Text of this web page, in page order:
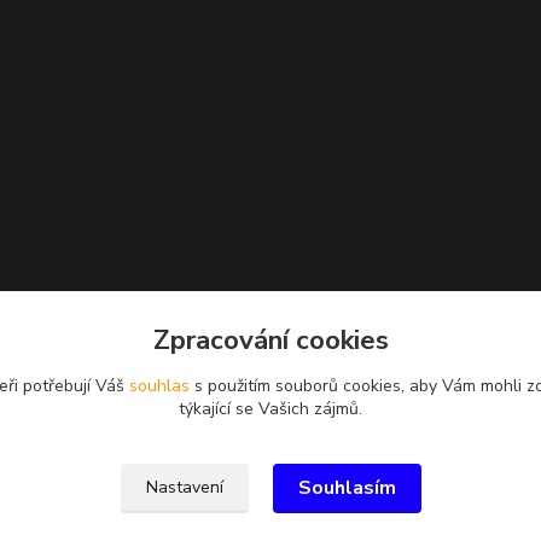
Zpracování cookies
potřebují Váš souhlas s použitím souborů cookies, aby Vám mohli
týkající se Vašich zájmů.
Nastavení Souhlasím